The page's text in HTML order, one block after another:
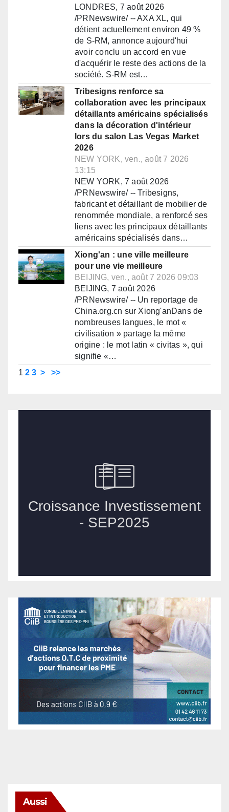
LONDRES, 7 août 2026
/PRNewswire/ -- AXA XL, qui
détient actuellement environ 49 %
de S-RM, annonce aujourd'hui
avoir conclu un accord en vue
d'acquérir le reste des actions de la
société. S-RM est…
Tribesigns renforce sa
collaboration avec les principaux
détaillants américains spécialisés
dans la décoration d'intérieur
lors du salon Las Vegas Market
2026
NEW YORK, ven., août 7 2026
13:15
NEW YORK, 7 août 2026
/PRNewswire/ -- Tribesigns,
fabricant et détaillant de mobilier de
renommée mondiale, a renforcé ses
liens avec les principaux détaillants
américains spécialisés dans…
Xiong'an : une ville meilleure
pour une vie meilleure
BEIJING, ven., août 7 2026 09:03
BEIJING, 7 août 2026
/PRNewswire/ -- Un reportage de
China.org.cn sur Xiong'anDans de
nombreuses langues, le mot «
civilisation » partage la même
origine : le mot latin « civitas », qui
signifie «…
1 2 3 > >>
Aussi